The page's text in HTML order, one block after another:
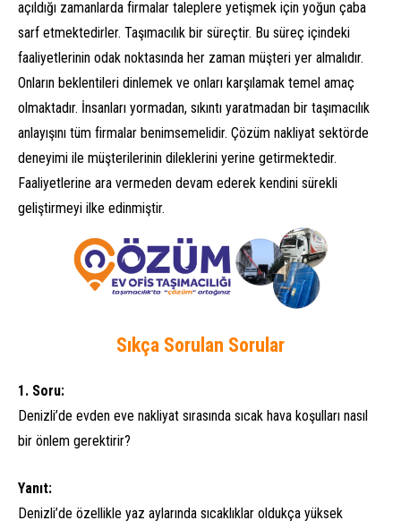
açıldığı zamanlarda firmalar taleplere yetişmek için yoğun çaba
sarf etmektedirler. Taşımacılık bir süreçtir. Bu süreç içindeki
faaliyetlerinin odak noktasında her zaman müşteri yer almalıdır.
Onların beklentileri dinlemek ve onları karşılamak temel amaç
olmaktadır. İnsanları yormadan, sıkıntı yaratmadan bir taşımacılık
anlayışını tüm firmalar benimsemelidir. Çözüm nakliyat sektörde
deneyimi ile müşterilerinin dileklerini yerine getirmektedir.
Faaliyetlerine ara vermeden devam ederek kendini sürekli
geliştirmeyi ilke edinmiştir.
Sıkça Sorulan Sorular
1. Soru:
Denizli’de evden eve nakliyat sırasında sıcak hava koşulları nasıl
bir önlem gerektirir?
Yanıt:
Denizli’de özellikle yaz aylarında sıcaklıklar oldukça yüksek